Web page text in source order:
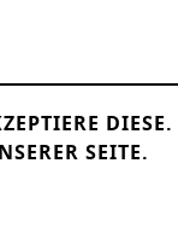
DIESE.
SEITE.